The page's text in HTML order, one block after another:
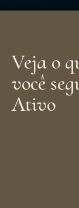
Veja o
você
Ativo